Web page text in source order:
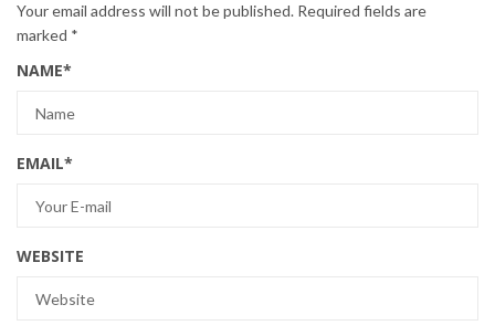
Your email address will not be published. Required fields are
marked *
NAME*
EMAIL*
WEBSITE